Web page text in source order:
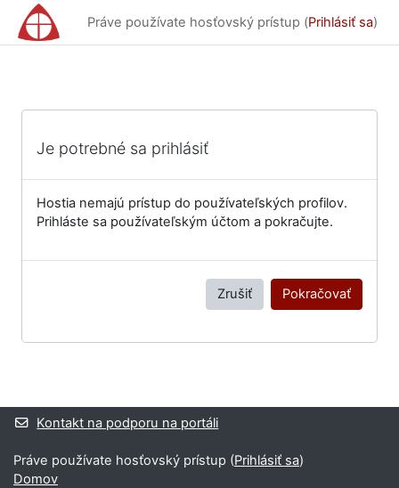
Preskočiť na hlavný obsah
Práve používate hosťovský prístup (Prihlásiť sa)
Je potrebné sa prihlásiť
Hostia nemajú prístup do používateľských profilov.
Prihláste sa používateľským účtom a pokračujte.
Zrušiť Pokračovať
Dodatočné bloky
Kontakt na podporu na portáli
Práve používate hosťovský prístup (Prihlásiť sa)
Domov